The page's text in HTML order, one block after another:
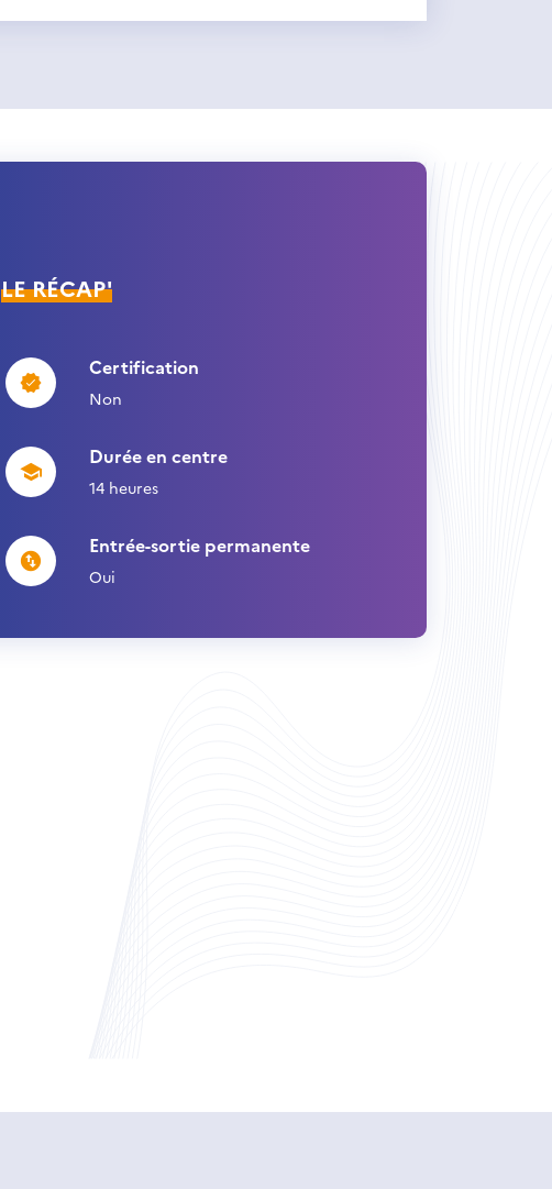
LE RÉCAP'
Certification
Non
Durée en centre
14 heures
Entrée-sortie permanente
Oui